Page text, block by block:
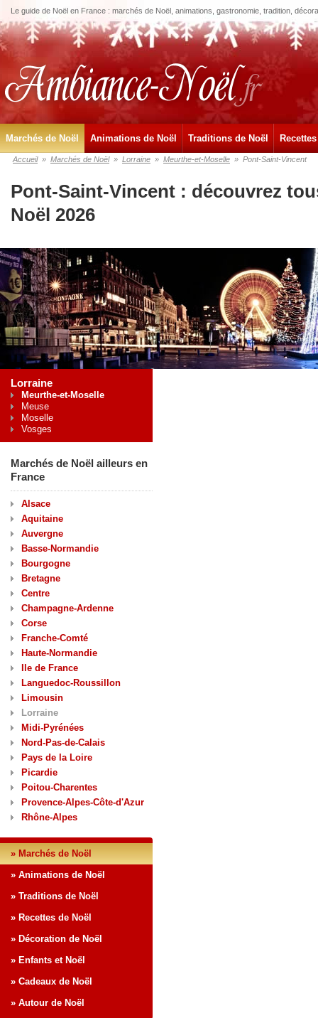
Le guide de Noël en France : marchés de Noël, animations, gastronomie, tradition,
Marchés de Noël Animations de Noël Traditions de Noël
Accueil » Marchés de Noël » Lorraine » Meurthe-et-Moselle » Pont-Saint-Vincent
Pont-Saint-Vincent : découvrez
Noël 2026
Lorraine
Meurthe-et-Moselle
Meuse
Moselle
Vosges
Marchés de Noël ailleurs en
France
Alsace
Aquitaine
Auvergne
Basse-Normandie
Bourgogne
Bretagne
Centre
Champagne-Ardenne
Corse
Franche-Comté
Haute-Normandie
Ile de France
Languedoc-Roussillon
Limousin
Lorraine
Midi-Pyrénées
Nord-Pas-de-Calais
Pays de la Loire
Picardie
Poitou-Charentes
Provence-Alpes-Côte-d'Azur
Rhône-Alpes
» Marchés de Noël
» Animations de Noël
» Traditions de Noël
» Recettes de Noël
» Décoration de Noël
» Enfants et Noël
» Cadeaux de Noël
» Autour de Noël